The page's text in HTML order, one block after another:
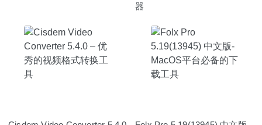
器